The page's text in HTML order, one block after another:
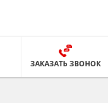
ЗАКАЗАТЬ ЗВОНОК